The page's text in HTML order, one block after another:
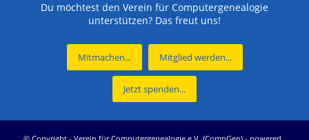
Du möchtest den Verein für Computergenealogie
unterstützen? Das freut uns!
Mitmachen... Mitglied werden...
Jetzt spenden...